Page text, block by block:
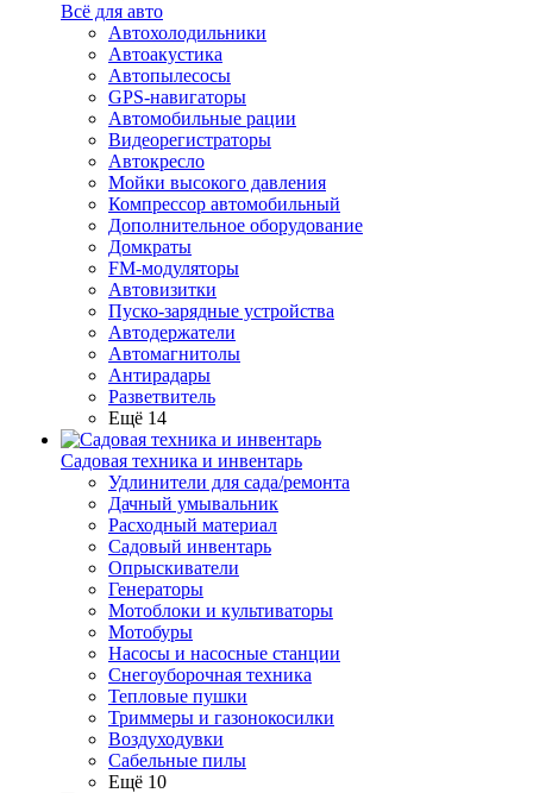
Всё для авто
Автохолодильники
Автоакустика
Автопылесосы
GPS-навигаторы
Автомобильные рации
Видеорегистраторы
Автокресло
Мойки высокого давления
Компрессор автомобильный
Дополнительное оборудование
Домкраты
FM-модуляторы
Автовизитки
Пуско-зарядные устройства
Автодержатели
Автомагнитолы
Антирадары
Разветвитель
Ещё 14
Садовая техника и инвентарь
Удлинители для сада/ремонта
Дачный умывальник
Расходный материал
Садовый инвентарь
Опрыскиватели
Генераторы
Мотоблоки и культиваторы
Мотобуры
Насосы и насосные станции
Снегоуборочная техника
Тепловые пушки
Триммеры и газонокосилки
Воздуходувки
Сабельные пилы
Ещё 10